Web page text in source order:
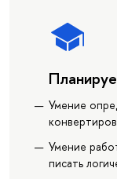
Умение
Умение
писать